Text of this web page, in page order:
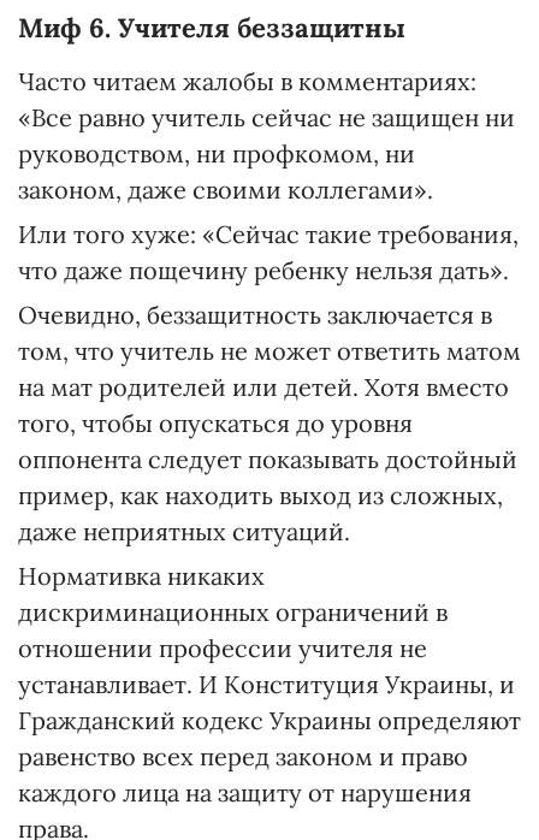
Миф 6. Учителя беззащитны
Часто читаем жалобы в комментариях:
«Все равно учитель сейчас не защищен ни
руководством, ни профкомом, ни
законом, даже своими коллегами».
Или того хуже: «Сейчас такие требования,
что даже пощечину ребенку нельзя дать».
Очевидно, беззащитность заключается в
том, что учитель не может ответить матом
на мат родителей или детей. Хотя вместо
того, чтобы опускаться до уровня
оппонента следует показывать достойный
пример, как находить выход из сложных,
даже неприятных ситуаций.
Нормативка никаких
дискриминационных ограничений в
отношении профессии учителя не
устанавливает. И Конституция Украины, и
Гражданский кодекс Украины определяют
равенство всех перед законом и право
каждого лица на защиту от нарушения
права.